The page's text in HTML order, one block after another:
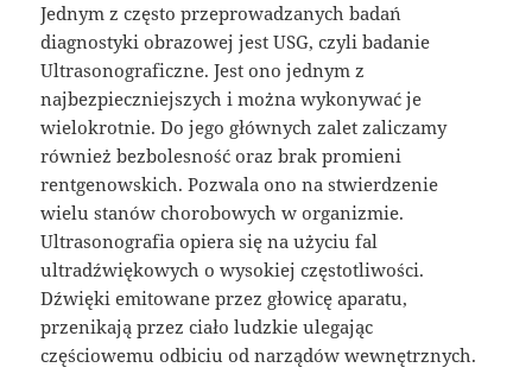
Jednym z często przeprowadzanych badań
diagnostyki obrazowej jest USG, czyli badanie
Ultrasonograficzne. Jest ono jednym z
najbezpieczniejszych i można wykonywać je
wielokrotnie. Do jego głównych zalet zaliczamy
również bezbolesność oraz brak promieni
rentgenowskich. Pozwala ono na stwierdzenie
wielu stanów chorobowych w organizmie.
Ultrasonografia opiera się na użyciu fal
ultradźwiękowych o wysokiej częstotliwości.
Dźwięki emitowane przez głowicę aparatu,
przenikają przez ciało ludzkie ulegając
częściowemu odbiciu od narządów wewnętrznych.